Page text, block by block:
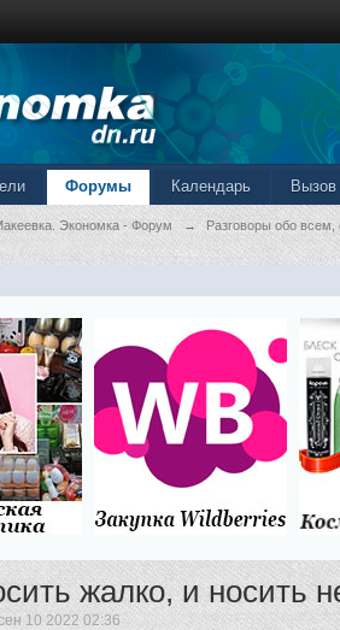
Вызов
Форумы Календарь
Экономка - Форум → Разговоры обо
жалко, и носить
10 2022 02:36